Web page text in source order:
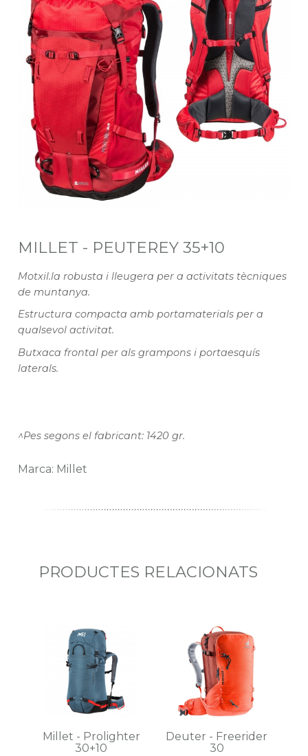
MILLET - PEUTEREY 35+10
Marca: Millet
Motxil.la robusta i lleugera per a activitats tècniques
de muntanya.
Estructura compacta amb portamaterials per a
qualsevol activitat.
Butxaca frontal per als grampons i portaesquís
laterals.
^Pes segons el fabricant: 1420 gr.
PRODUCTES RELACIONATS
Millet - Prolighter
30+10
Deuter - Freerider
30